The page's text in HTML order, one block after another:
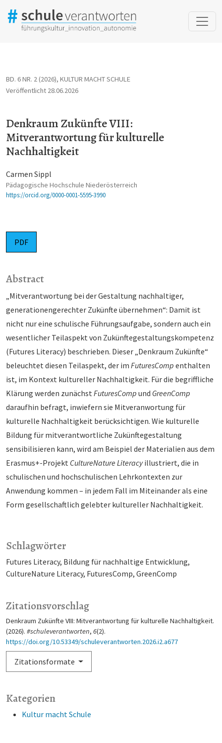
BD. 6 NR. 2 (2026), KULTUR MACHT SCHULE
Denkraum Zukünfte VIII:
Mitverantwortung für kulturelle
Nachhaltigkeit
Veröffentlicht 28.06.2026
Carmen Sippl
Pädagogische Hochschule Niederösterreich
https://orcid.org/0000-0001-5595-3990
PDF
Schlagwörter
Futures Literacy Bildung für nachhaltige Entwicklung
CultureNature Literacy FuturesComp GreenComp
Kategorien
Kultur macht Schule
Zitationsvorschlag
Denkraum Zukünfte VIII: Mitverantwortung für kulturelle Nachhaltigkeit.
(2026). #schuleverantworten, 6(2).
https://doi.org/10.53349/schuleverantworten.2026.i2.a677
Zitationsformate
Abstract
„Mitverantwortung bei der Gestaltung nachhaltiger,
generationengerechter Zukünfte übernehmen“: Damit ist
nicht nur eine schulische Führungsaufgabe, sondern auch ein
wesentlicher Teilaspekt von Zukünftegestaltungskompetenz
(Futures Literacy) beschrieben. Dieser „Denkraum Zukünfte“
beleuch­tet diesen Teilaspekt, der im FuturesComp enthalten
ist, im Kontext kultureller Nachhaltigkeit. Für die begriff­liche
Klärung werden zunächstFuturesComp und GreenComp
daraufhin befragt, inwiefern sie Mitveranwortung für
kulturelle Nachhaltigkeit berücksich­tigen. Wie kulturelle
Bildung für mitverant­wortliche Zukünftegestaltung
sensibilisieren kann, wird am Beispiel der Materialien aus dem
Eras­mus+-Projekt CultureNature Literacyillustriert, die in
schulischen und hochschulischen Lehrkontexten zur
Anwendung kommen – in jedem Fall im Miteinander als eine
Form gesell­schaftlich gelebter kultu­reller Nachhaltigkeit.